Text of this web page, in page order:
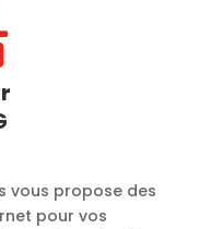
vous propose des
pour vos